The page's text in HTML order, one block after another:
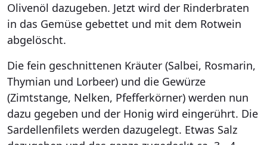
Olivenöl dazugeben. Jetzt wird der Rinderbraten
in das Gemüse gebettet und mit dem Rotwein
abgelöscht.
Die fein geschnittenen Kräuter (Salbei, Rosmarin,
Thymian und Lorbeer) und die Gewürze
(Zimtstange, Nelken, Pfefferkörner) werden nun
dazu gegeben und der Honig wird eingerührt. Die
Sardellenfilets werden dazugelegt. Etwas Salz